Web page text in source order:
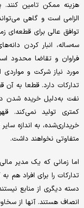
هزینه ممکن تامین کنند.
الزامی است و گاهی
توافق عالی برای قطعه‌‌ای
سه‌ساله، انبار کردن
فراوان و تقاضا محدود
مورد نیاز شرکت و مواردی
تدارکات دارد. قطعا به آن
نفت به‌دلیل خریده شدن
کمتری تولید نمی‌‌کند.
خریداری‌شده، به اندازه
متفاوتی نخواهند داشت.
اما زمانی که یک مدیر
تدارکات را برای افراد هم
دسته دیگری از منابع
انصاف هستند. آنها از